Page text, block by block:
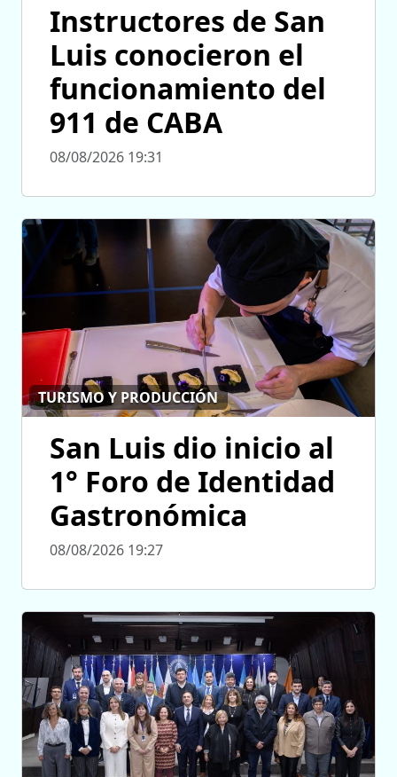
Instructores de San
Luis conocieron el
funcionamiento del
911 de CABA
08/08/2026 19:31
TURISMO Y PRODUCCIÓN
San Luis dio inicio al
1° Foro de Identidad
Gastronómica
08/08/2026 19:27